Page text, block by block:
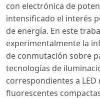
con electrónica de
intensificado el interés
de energía. En este
experimentalmente la
de conmutación sobre
tecnologías de
correspondientes a
fluorescentes